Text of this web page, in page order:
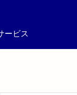
ービス